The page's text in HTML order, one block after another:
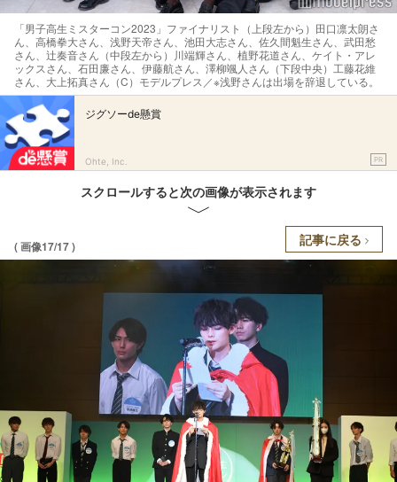
「男子高生ミスターコン2023」ファイナリスト（上段左から）田口凛太朗さ
ん、高橋拳大さん、浅野天帝さん、池田大志さん、佐久間魁生さん、武田愁
さん、辻奏音さん（中段左から）川端輝さん、植野花道さん、ケイト・アレ
ックスさん、石田廉さん、伊藤航さん、澤柳颯人さん（下段中央）工藤花維
さん、大上拓真さん（C）モデルプレス／※浅野さんは出場を辞退している。
ジグソーde懸賞
Ohte, Inc. PR
スクロールすると次の画像が表示されます
( 画像17/17 ) 記事に戻る